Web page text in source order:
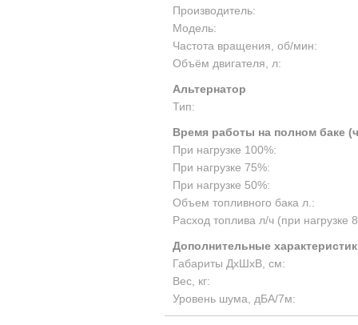
Производитель:
Модель:
Частота вращения, об/мин:
Объём двигателя, л:
Альтернатор
Тип:
Время работы на полном баке
При нагрузке 100%:
При нагрузке 75%:
При нагрузке 50%:
Объем топливного бака л.:
Расход топлива л/ч (при нагрузке
Дополнительные
Габариты ДхШхВ, см:
Вес, кг:
Уровень шума, дБА/7м: